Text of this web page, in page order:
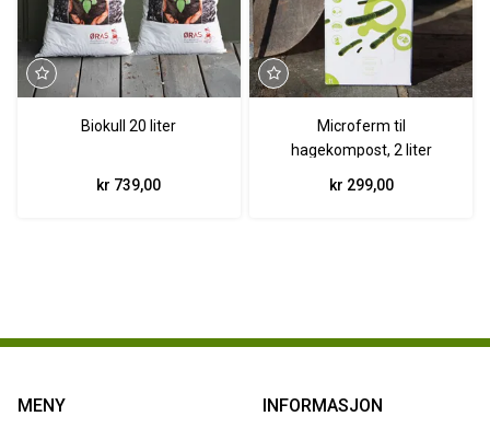
Biokull 20 liter
kr 739,00
Microferm til
hagekompost, 2 liter
kr 299,00
MENY INFORMASJON